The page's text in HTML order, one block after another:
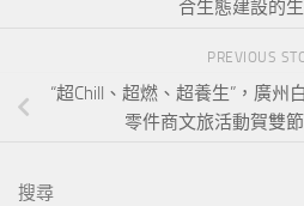
合生態建設的
PREVIOUS
“超Chill、超燃、超養生”，廣州
零件商文旅活動賀雙
搜尋